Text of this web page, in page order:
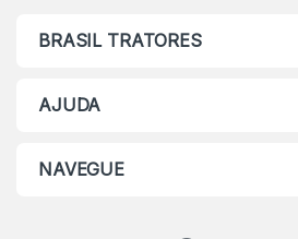
BRASIL TRATORES
AJUDA
NAVEGUE